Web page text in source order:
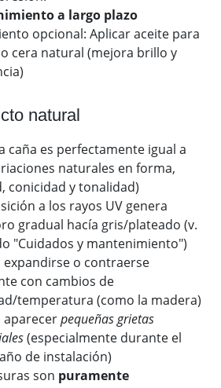
a largo plazo
opcional: Aplicar aceite para
cera natural (mejora brillo y
natural
caña es perfectamente igual a
naturales en forma,
conicidad y tonalidad)
a los rayos UV genera
gradual hacía gris/plateado (v.
"Cuidados y mantenimiento")
expandirse o contraerse
con cambios de
temperatura (como la madera)
aparecerpequeñas grietas
(especialmente durante el
de instalación)
son puramente